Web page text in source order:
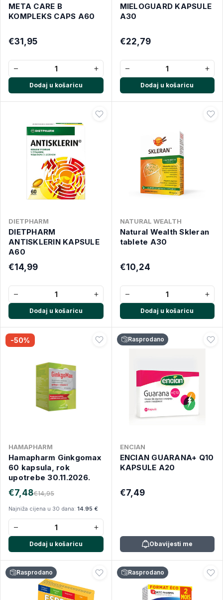
META CARE B
KOMPLEKS CAPS A60
€31,95
− +
Dodaj u košaricu
MIELOGUARD KAPSULE
A30
€22,79
− +
Dodaj u košaricu
DIETPHARM
DIETPHARM
ANTISKLERIN KAPSULE
A60
€14,99
− +
Dodaj u košaricu
NATURAL WEALTH
Natural Wealth Skleran
tablete A30
€10,24
− +
Dodaj u košaricu
-50%
HAMAPHARM
Hamapharm Ginkgomax
60 kapsula, rok
upotrebe 30.11.2026.
€14,95
€7,48
Najniža cijena u 30 dana: 14.95 €
− +
Dodaj u košaricu
Rasprodano
ENCIAN
ENCIAN GUARANA+ Q10
KAPSULE A20
€7,49
Obavijesti me
Rasprodano Rasprodano